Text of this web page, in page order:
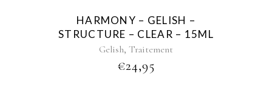
HARMONY – GELISH –
STRUCTURE – CLEAR – 15ML
Gelish, Traitement
€24,95